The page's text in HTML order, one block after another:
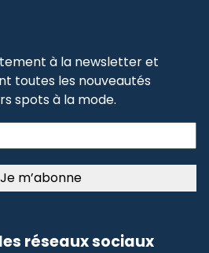
à la newsletter et
toutes les nouveautés
spots à la mode.
réseaux sociaux